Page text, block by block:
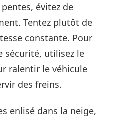
évitez de
Tentez plutôt de
constante. Pour
sécurité, utilisez le
ralentir le véhicule
des freins.
enlisé dans la neige,